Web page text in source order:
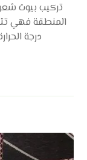
تركيب بيوت
المنطقة فهي
درجة